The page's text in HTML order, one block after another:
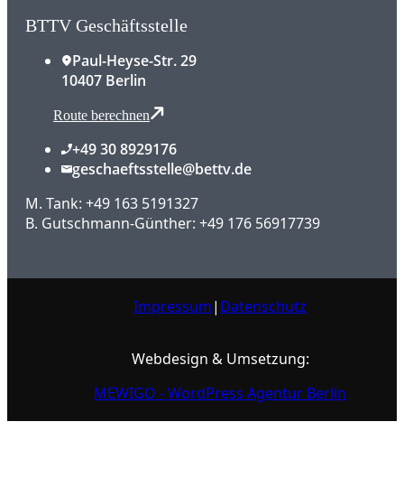
BTTV Geschäftsstelle
Paul-Heyse-Str. 29
10407 Berlin
Route berechnen
+49 30 8929176
geschaeftsstelle@bettv.de
M. Tank: +49 163 5191327
B. Gutschmann-Günther: +49 176 56917739
Impressum| Datenschutz
Webdesign & Umsetzung:
MEWIGO - WordPress Agentur Berlin